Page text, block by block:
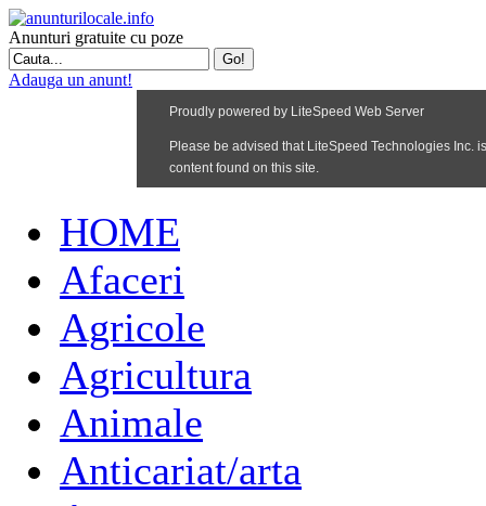
Anunturi gratuite cu poze
Adauga un anunt!
HOME
Afaceri
Agricole
Agricultura
Animale
Anticariat/arta